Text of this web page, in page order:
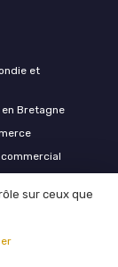
et
Bretagne
traditionnel
sur ceux que